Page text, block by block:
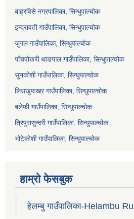
बाह्रविसे नगरपालिका, सिन्धुपाल्चोक
इन्द्रावती गाउँपालिका, सिन्धुपाल्चोक
जुगल गाउँपालिका, सिन्धुपाल्चोक
पाँचपोखरी थाङपाल गाउँपालिका, सिन्धुपाल्चोक
सुनकोशी गाउँपालिका, सिन्धुपाल्चोक
लिसंखुपाखर गाउँपालिका, सिन्धुपाल्चोक
बलेफी गाउँपालिका, सिन्धुपाल्चोक
त्रिपुरासुन्दरी गाउँपालिका, सिन्धुपाल्चोक
भोटेकोशी गाउँपालिका, सिन्धुपाल्चोक
हाम्रो फेसबुक
हेलम्बु गाउँपालिका-Helambu